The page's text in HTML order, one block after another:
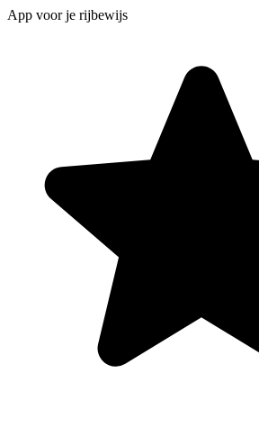
App voor je rijbewijs